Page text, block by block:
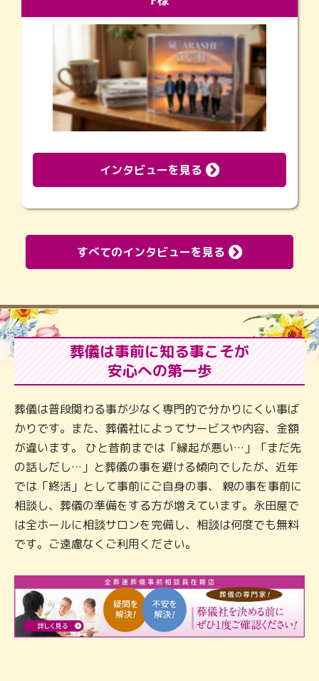
インタビューを見る
すべてのインタビューを見る
葬儀は事前に知る事こそが
安心への第一歩
葬儀は普段関わる事が少なく専門的で分かりにくい事ば
かりです。また、葬儀社によってサービスや内容、金額
が違います。 ひと昔前までは「縁起が悪い…」「まだ先
の話しだし…」と葬儀の事を避ける傾向でしたが、近年
では「終活」として事前にご自身の事、 親の事を事前に
相談し、葬儀の準備をする方が増えています。永田屋で
は全ホールに相談サロンを完備し、相談は何度でも無料
です。ご遠慮なくご利用ください。